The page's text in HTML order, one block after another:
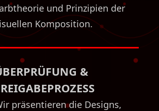
und Prinzipien der
Komposition.
&
präsentieren die Designs,